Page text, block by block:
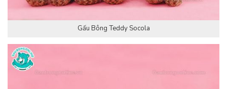
Gấu Bông Teddy Socola